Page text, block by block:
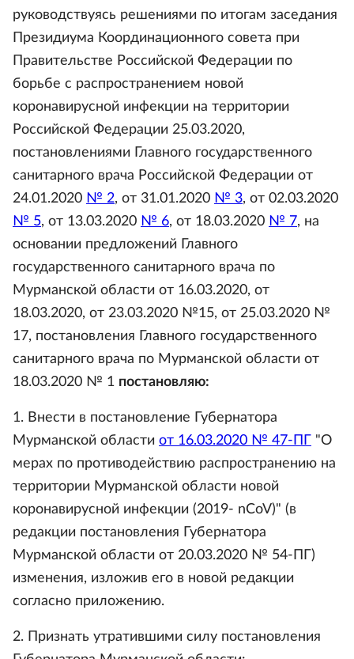
руководствуясь решениями по итогам заседания
Президиума Координационного совета при
Правительстве Российской Федерации по
борьбе с распространением новой
коронавирусной инфекции на территории
Российской Федерации 25.03.2020,
постановлениями Главного государственного
санитарного врача Российской Федерации от
24.01.2020 № 2, от 31.01.2020 № 3, от 02.03.2020
№ 5, от 13.03.2020 № 6, от 18.03.2020 № 7, на
основании предложений Главного
государственного санитарного врача по
Мурманской области от 16.03.2020, от
18.03.2020, от 23.03.2020 №15, от 25.03.2020 №
17, постановления Главного государственного
санитарного врача по Мурманской области от
18.03.2020 № 1 постановляю:
1. Внести в постановление Губернатора
Мурманской области от 16.03.2020 № 47-ПГ "О
мерах по противодействию распространению на
территории Мурманской области новой
коронавирусной инфекции (2019- nCoV)" (в
редакции постановления Губернатора
Мурманской области от 20.03.2020 № 54-ПГ)
изменения, изложив его в новой редакции
согласно приложению.
2. Признать утратившими силу постановления